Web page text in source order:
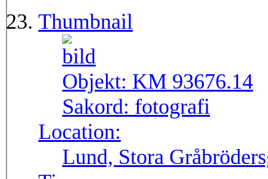
Thumbnail
Objekt: KM 93676.14
Sakord: fotografi
Location:
Lund, Stora